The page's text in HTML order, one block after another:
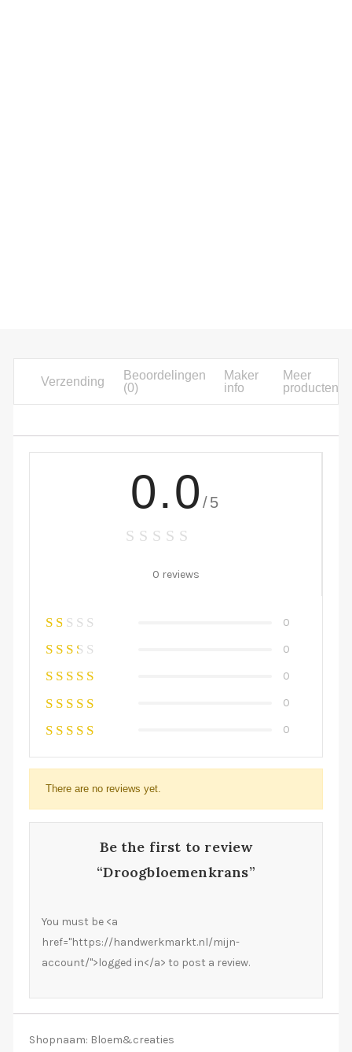
Verzending
Beoordelingen
(0)
Maker
info
Meer
producten
0.0 /5
0 reviews
0
0
0
0
0
There are no reviews yet.
Be the first to review
“Droogbloemenkrans”
You must be <a
href="https://handwerkmarkt.nl/mijn-
account/">logged in</a> to post a review.
Shopnaam: Bloem&creaties